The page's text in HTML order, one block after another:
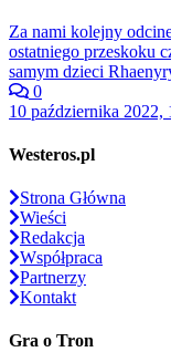
Za nami kolejny
ostatniego przeskoku
samym dzieci
0
10 października 2022,
Westeros.pl
Strona Główna
Wieści
Redakcja
Współpraca
Partnerzy
Kontakt
Gra o Tron